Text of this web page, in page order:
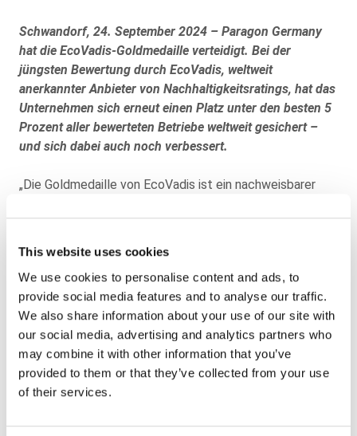
This website uses cookies
We use cookies to personalise content and ads, to
provide social media features and to analyse our traffic.
We also share information about your use of our site with
our social media, advertising and analytics partners who
may combine it with other information that you’ve
provided to them or that they’ve collected from your use
of their services.
Schwandorf, 24. September 2024 – Paragon Germany
hat die EcoVadis-Goldmedaille verteidigt. Bei der
jüngsten Bewertung durch EcoVadis, weltweit
anerkannter Anbieter von Nachhaltigkeitsratings, hat das
Unternehmen sich erneut einen Platz unter den besten 5
Prozent aller bewerteten Betriebe weltweit gesichert –
und sich dabei auch noch verbessert.
„Die Goldmedaille von EcoVadis ist ein nachweisbarer
zunehmend mehr Nachhaltigkeit“, sagt Andreas Keck,
mehr sehen wir uns darin bestätigt, dass wir
Nachhaltigkeit vor Jahren in unsere
Unternehmensstrategie integriert haben. Und mit 79 von
100 Punkten bekamen wir für unsere vielfältigen
Aktivitäten vier Punkte mehr als im Vorjahr.“ 2022 hatte
Paragon mit 71 Punkten die Silbermedaille errungen,
2023 mit 75 Punkten erstmals die Goldmedaille in dem
weltweit anerkannten Bewertungssystem, das die